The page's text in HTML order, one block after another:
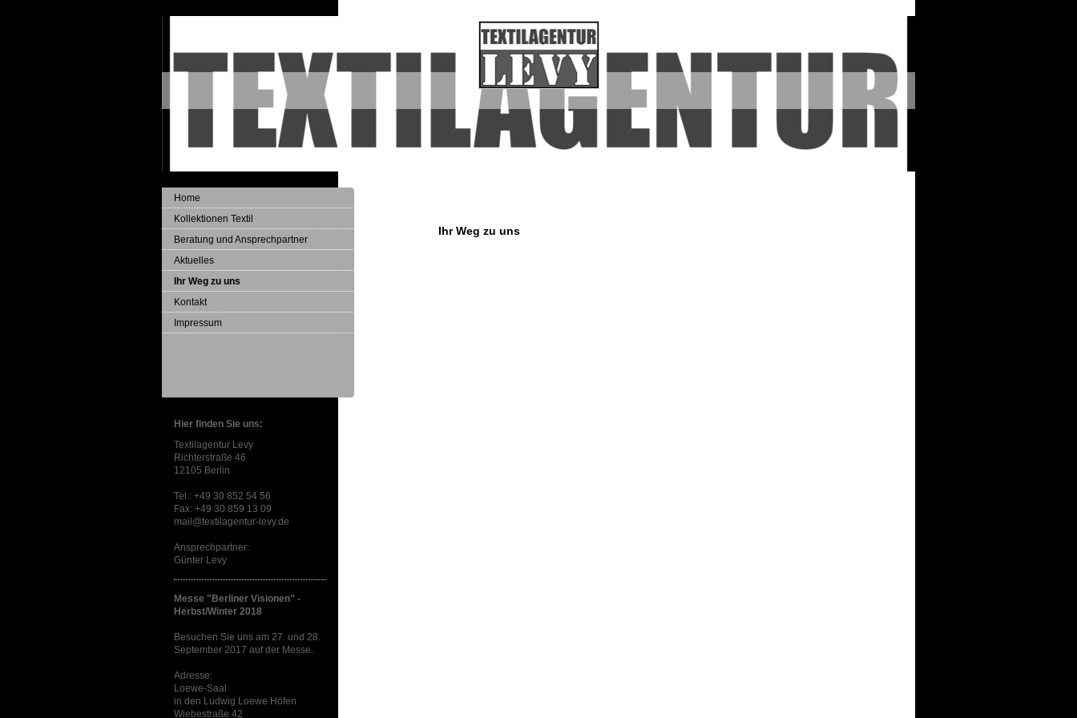
Ihr Weg zu uns
Home
Kollektionen Textil
Beratung und Ansprechpartner
Aktuelles
Ihr Weg zu uns
Kontakt
Impressum
Hier finden Sie uns:
Textilagentur Levy
Richterstraße 46
12105 Berlin
Tel.: +49 30 852 54 56
Fax: +49 30 859 13 09
mail@textilagentur-levy.de
Ansprechpartner:
Günter Levy
Messe "Berliner Visionen" -
Herbst/Winter 2018
Besuchen Sie uns am 27. und 28.
September 2017 auf der Messe.
Adresse:
Loewe-Saal
in den Ludwig Loewe Höfen
Wiebestraße 42